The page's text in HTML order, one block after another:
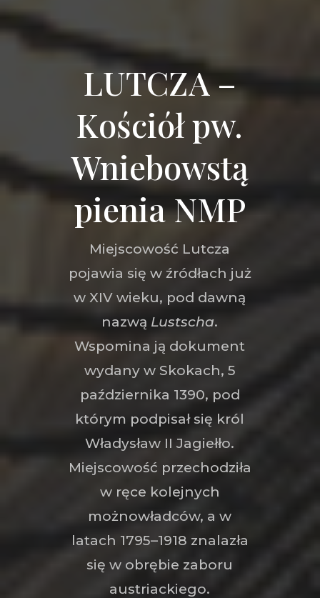
LUTCZA –
Kościół pw.
Wniebowstą
pienia NMP
Miejscowość Lutcza
pojawia się w źródłach już
w XIV wieku, pod dawną
nazwą Lustscha.
Wspomina ją dokument
wydany w Skokach, 5
października 1390, pod
którym podpisał się król
Władysław II Jagiełło.
Miejscowość przechodziła
w ręce kolejnych
możnowładców, a w
latach 1795–1918 znalazła
się w obrębie zaboru
austriackiego.